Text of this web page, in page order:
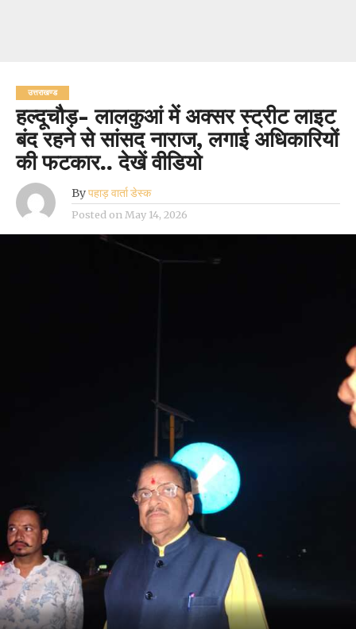
उत्तराखण्ड
हल्दूचौड़- लालकुआं में अक्सर स्ट्रीट लाइट
बंद रहने से सांसद नाराज, लगाई अधिकारियों
की फटकार.. देखें वीडियो
Byपहाड़ वार्ता डेस्क
Posted on May 14, 2026